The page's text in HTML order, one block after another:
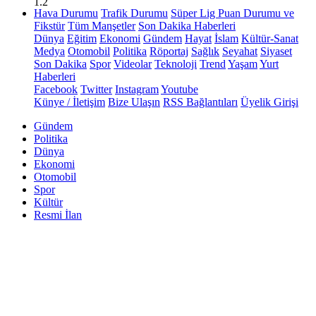
Hava Durumu Trafik Durumu Süper Lig Puan Durumu ve
Fikstür Tüm Manşetler Son Dakika Haberleri
Dünya Eğitim Ekonomi Gündem Hayat İslam Kültür-Sanat
Medya Otomobil Politika Röportaj Sağlık Seyahat Siyaset
Son Dakika Spor Videolar Teknoloji Trend YaşamYurt
Haberleri
Facebook Twitter InstagramYoutube
Künye / İletişim Bize Ulaşın RSS Bağlantıları Üyelik Girişi
Gündem
Politika
Dünya
Ekonomi
Otomobil
Spor
Kültür
Resmi İlan